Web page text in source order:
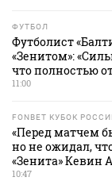
ФУТБОЛ
Футболист
«Зенитом»:
что полностью
11:00
FONBET КУБОК
«Перед матчем
но не ожидал,
«Зенита» Кевин
10:47